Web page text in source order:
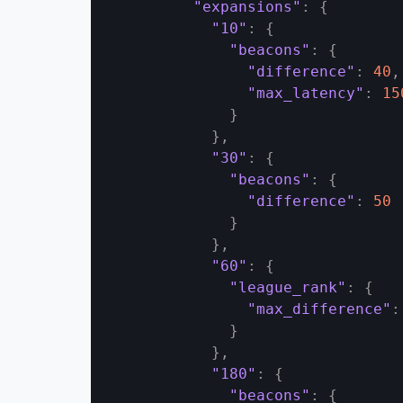
"expansions" :
{
"10" :
{
"beacons" :
{
"difference" : 40 ,
"max_latency" :
}
} ,
"30" :
{
"beacons" :
{
"difference" :
50
}
} ,
"60" :
{
"league_rank" :
{
"max_difference" :
}
} ,
"180" :
{
"beacons" : {